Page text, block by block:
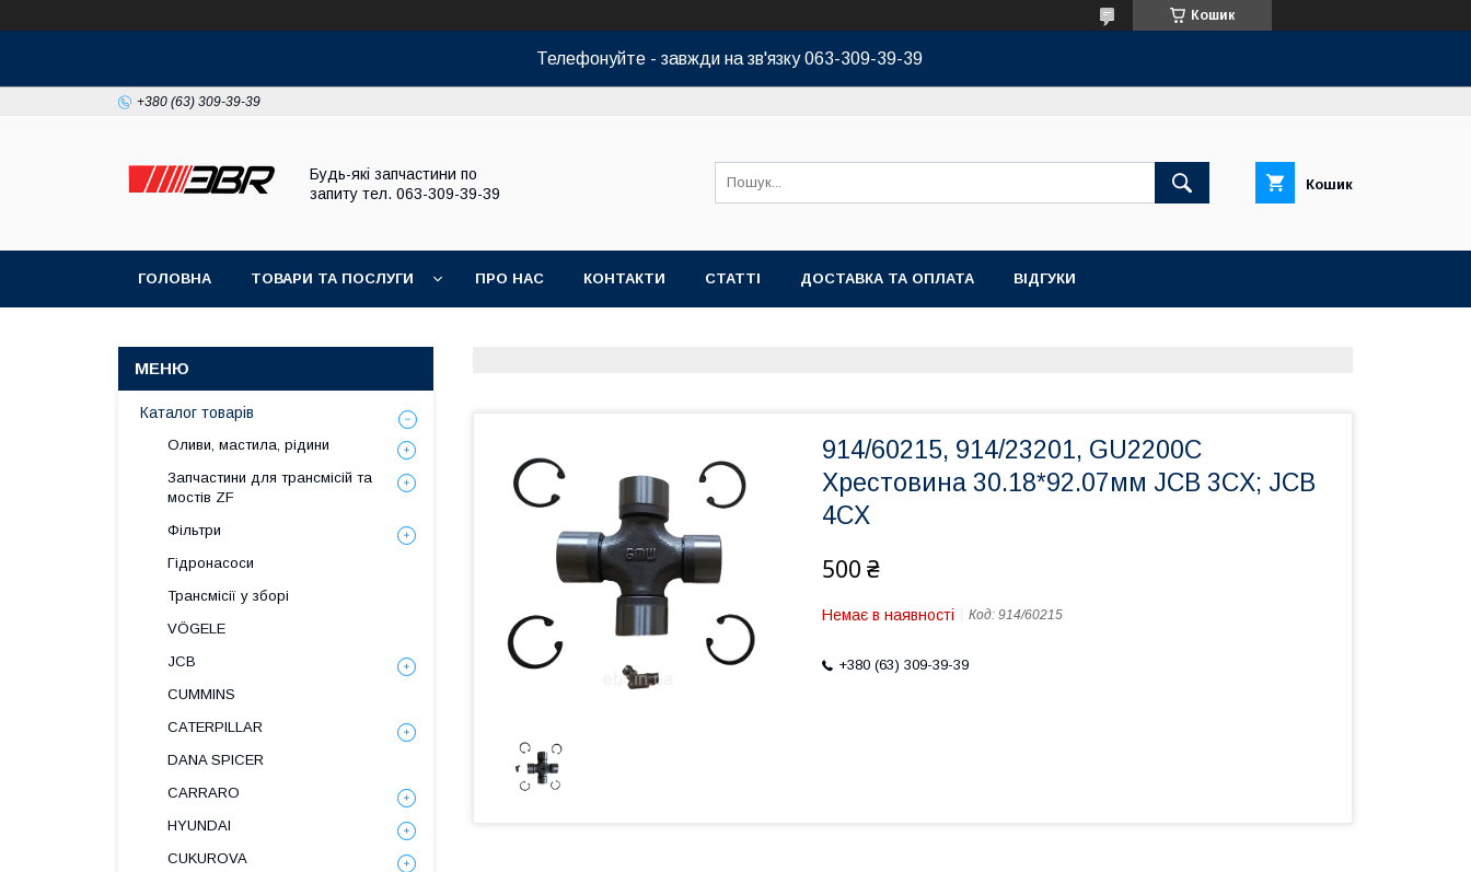
Кошик
Телефонуйте - завжди на зв'язку 063-309-39-39
+380 (63) 309-39-39
Будь-які запчастини по
запиту тел. 063-309-39-39
Кошик
ГОЛОВНА ТОВАРИ ТА ПОСЛУГИ ПРО НАС КОНТАКТИ СТАТТІ ДОСТАВКА ТА ОПЛАТА ВІДГУКИ
914/60215, 914/23201, GU2200C
Хрестовина 30.18*92.07мм JCB 3CX; JCB
4CX
500 ₴
Немає в наявності Код: 914/60215
+380 (63) 309-39-39
Каталог товарів
Оливи, мастила, рідини
Запчастини для трансмісій та
мостів ZF
Фільтри
Гідронасоси
Трансмісії у зборі
VÖGELE
JCB
CUMMINS
CATERPILLAR
DANA SPICER
СARRARO
HYUNDAI
CUKUROVA